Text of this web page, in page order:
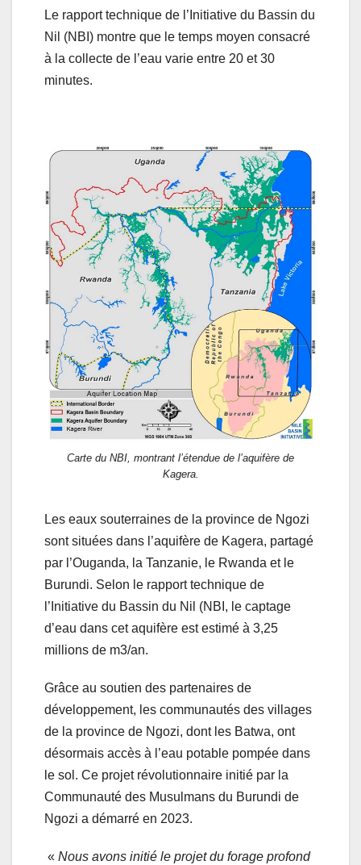
Le rapport technique de l’Initiative du Bassin du
Nil (NBI) montre que le temps moyen consacré
à la collecte de l’eau varie entre 20 et 30
minutes.
Carte du NBI, montrant l’étendue de l’aquifère de
Kagera.
Les eaux souterraines de la province de Ngozi
sont situées dans l’aquifère de Kagera, partagé
par l’Ouganda, la Tanzanie, le Rwanda et le
Burundi. Selon le rapport technique de
l’Initiative du Bassin du Nil (NBI, le captage
d’eau dans cet aquifère est estimé à 3,25
millions de m3/an.
Grâce au soutien des partenaires de
développement, les communautés des villages
de la province de Ngozi, dont les Batwa, ont
désormais accès à l’eau potable pompée dans
le sol. Ce projet révolutionnaire initié par la
Communauté des Musulmans du Burundi de
Ngozi a démarré en 2023.
« Nous avons initié le projet du forage profond